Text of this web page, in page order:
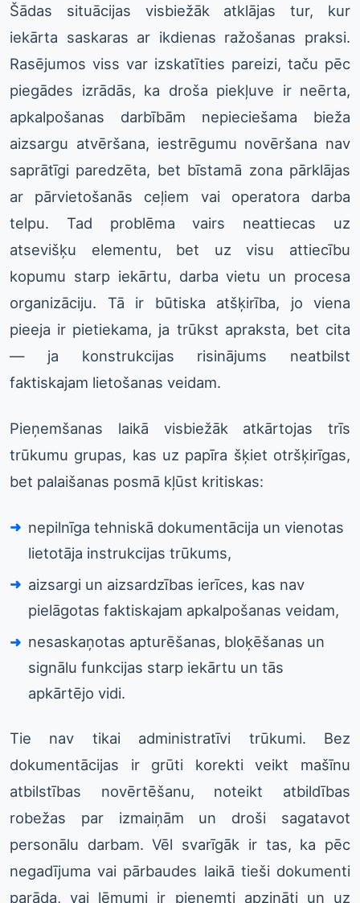
Šādas situācijas visbiežāk atklājas tur, kur
iekārta saskaras ar ikdienas ražošanas praksi.
Rasējumos viss var izskatīties pareizi, taču pēc
piegādes izrādās, ka droša piekļuve ir neērta,
apkalpošanas darbībām nepieciešama bieža
aizsargu atvēršana, iestrēgumu novēršana nav
saprātīgi paredzēta, bet bīstamā zona pārklājas
ar pārvietošanās ceļiem vai operatora darba
telpu. Tad problēma vairs neattiecas uz
atsevišķu elementu, bet uz visu attiecību
kopumu starp iekārtu, darba vietu un procesa
organizāciju. Tā ir būtiska atšķirība, jo viena
pieeja ir pietiekama, ja trūkst apraksta, bet cita
— ja konstrukcijas risinājums neatbilst
faktiskajam lietošanas veidam.
Pieņemšanas laikā visbiežāk atkārtojas trīs
trūkumu grupas, kas uz papīra šķiet otršķirīgas,
bet palaišanas posmā kļūst kritiskas:
nepilnīga tehniskā dokumentācija un vienotas
lietotāja instrukcijas trūkums,
aizsargi un aizsardzības ierīces, kas nav
pielāgotas faktiskajam apkalpošanas veidam,
nesaskaņotas apturēšanas, bloķēšanas un
signālu funkcijas starp iekārtu un tās
apkārtējo vidi.
Tie nav tikai administratīvi trūkumi. Bez
dokumentācijas ir grūti korekti veikt mašīnu
atbilstības novērtēšanu, noteikt atbildības
robežas par izmaiņām un droši sagatavot
personālu darbam. Vēl svarīgāk ir tas, ka pēc
negadījuma vai pārbaudes laikā tieši dokumenti
parāda, vai lēmumi ir pieņemti apzināti un uz